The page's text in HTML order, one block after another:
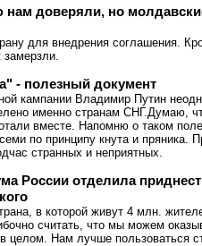
нам доверяли, но
для внедрения соглашения.
замерзли.
- полезный документ
кампании Владимир Путин
именно странам СНГ.Думаю,
вместе. Напомню о таком
по принципу кнута и пряника.
странных и неприятных.
России отделила
в которой живут 4 млн.
считать, что мы можем
целом. Нам лучше пользоваться